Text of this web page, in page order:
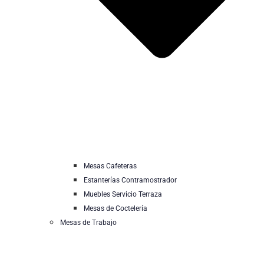
Mesas Cafeteras
Estanterías Contramostrador
Muebles Servicio Terraza
Mesas de Coctelería
Mesas de Trabajo